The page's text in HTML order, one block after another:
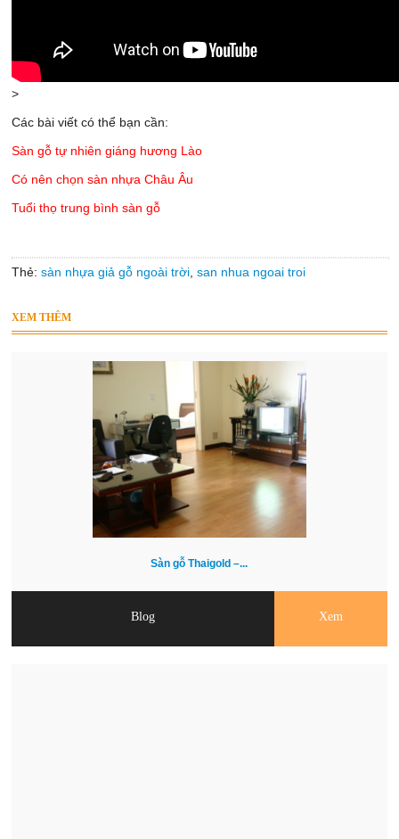
>
Các bài viết có thể bạn cần:
Sàn gỗ tự nhiên giáng hương Lào
Có nên chọn sàn nhựa Châu Âu
Tuổi thọ trung bình sàn gỗ
Thẻ:sàn nhựa giả gỗ ngoài trời,san nhua ngoai troi
XEM THÊM
Sàn gỗ Thaigold –...
Blog Xem